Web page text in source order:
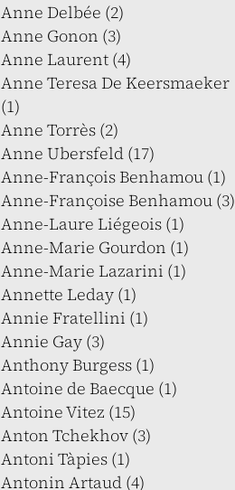
Anne Delbée (2)
Anne Gonon (3)
Anne Laurent (4)
Anne Teresa De Keersmaeker
(1)
Anne Torrès (2)
Anne Ubersfeld (17)
Anne-François Benhamou (1)
Anne-Françoise Benhamou (3)
Anne-Laure Liégeois (1)
Anne-Marie Gourdon (1)
Anne-Marie Lazarini (1)
Annette Leday (1)
Annie Fratellini (1)
Annie Gay (3)
Anthony Burgess (1)
Antoine de Baecque (1)
Antoine Vitez (15)
Anton Tchekhov (3)
Antoni Tàpies (1)
Antonin Artaud (4)